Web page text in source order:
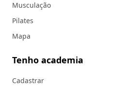
Musculação
Pilates
Mapa
Tenho academia
Cadastrar